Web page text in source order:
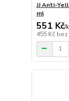
JJ Anti-
ml
551 Kč/
455 Kč bez